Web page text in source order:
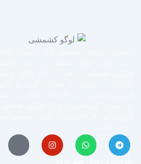
T
e
W
h
I
n
k